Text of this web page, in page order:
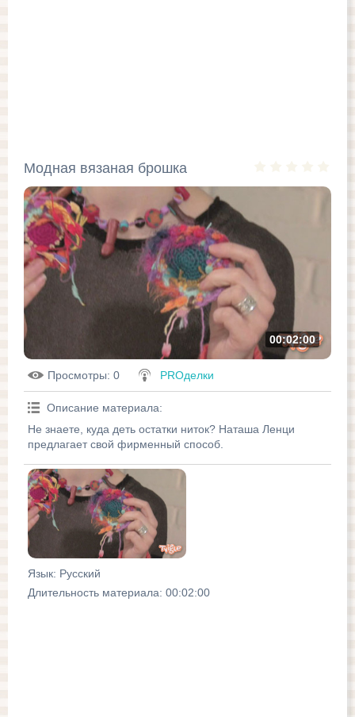
Модная вязаная брошка
00:02:00
Просмотры: 0 PROделки
Описание материала:
Не знаете, куда деть остатки ниток? Наташа Ленци
предлагает свой фирменный способ.
Язык: Русский
Длительность материала: 00:02:00